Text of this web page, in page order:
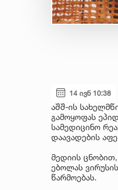
14 ივნ 10:38
აშშ-ის
გამოყოფას
სამედიცინო
დაავადების
მედიის
ებოლას
წარმოებას.